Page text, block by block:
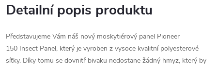
Detailní popis produktu
Představujeme Vám náš nový moskytiérový panel Pioneer
150 Insect Panel, který je vyroben z vysoce kvalitní polyesterové
síťky. Díky tomu se dovnitř bivaku nedostane žádný hmyz, který by